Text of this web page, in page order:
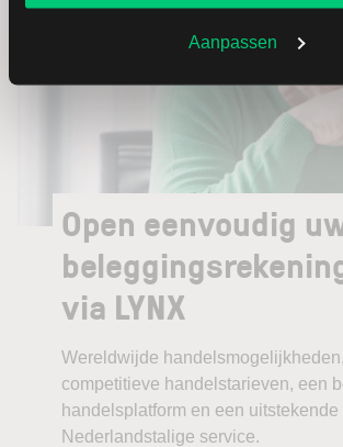
Aanpassen
Open eenvoudig
via LYNX
Wereldwijde handelsmogelijkheden,
competitieve handelstarieven, een
handelsplatform en een uitstekende
Nederlandstalige service.